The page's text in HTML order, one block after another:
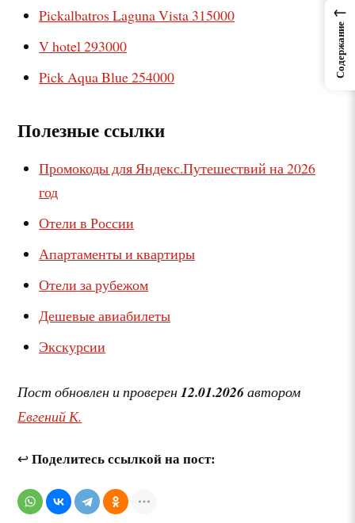
Pickalbatros Laguna Vista 315000
V hotel 293000
Pick Aqua Blue 254000
Полезные ссылки
Промокоды для Яндекс.Путешествий на 2026
год
Отели в России
Апартаменты и квартиры
Отели за рубежом
Дешевые авиабилеты
Экскурсии
Пост обновлен и проверен12.01.2026автором
Евгений К.
↩Поделитесь ссылкой на пост:
←
Содержание